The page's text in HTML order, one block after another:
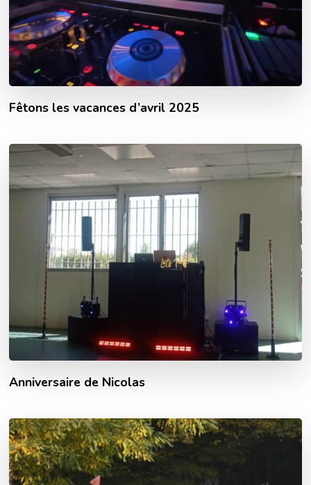
Fêtons les vacances d’avril 2025
Anniversaire de Nicolas